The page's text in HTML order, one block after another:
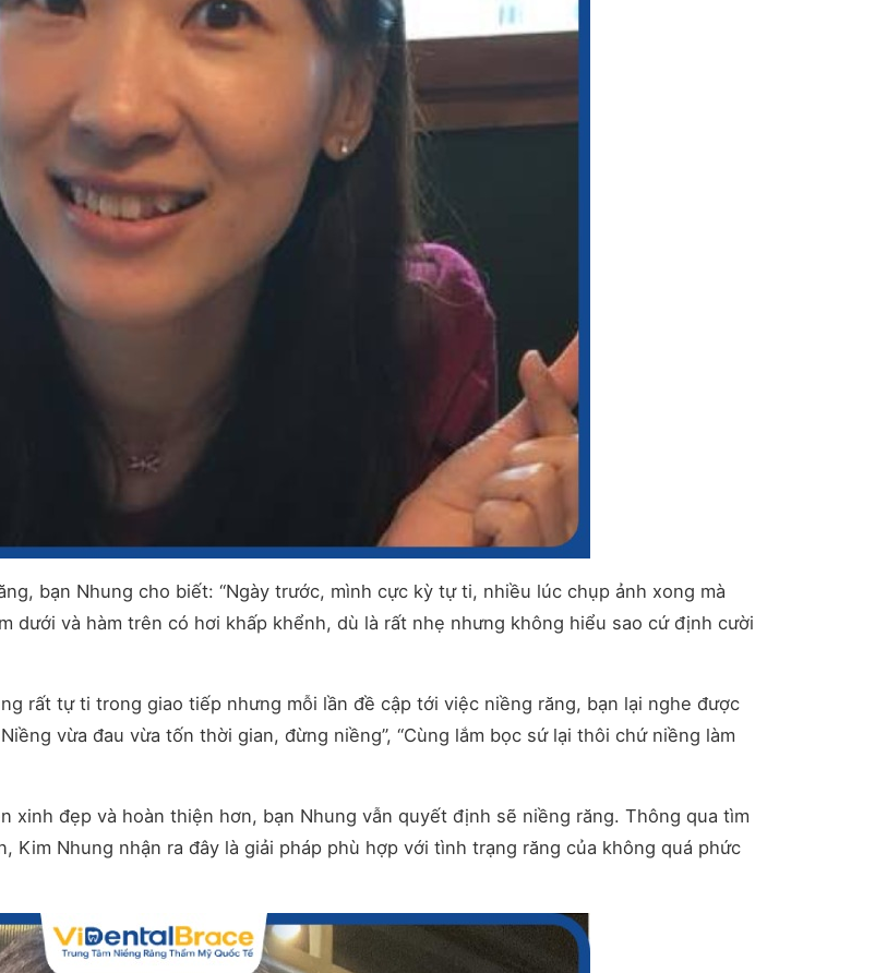
bạn Nhung cho biết: “Ngày trước, mình cực kỳ tự ti, nhiều lúc chụp ảnh xong mà
dưới và hàm trên có hơi khấp khểnh, dù là rất nhẹ nhưng không hiểu sao cứ định cười
rất tự ti trong giao tiếp nhưng mỗi lần đề cập tới việc niềng răng, bạn lại nghe được
vừa đau vừa tốn thời gian, đừng niềng”, “Cùng lắm bọc sứ lại thôi chứ niềng làm
xinh đẹp và hoàn thiện hơn, bạn Nhung vẫn quyết định sẽ niềng răng. Thông qua tìm
Kim Nhung nhận ra đây là giải pháp phù hợp với tình trạng răng của không quá phức